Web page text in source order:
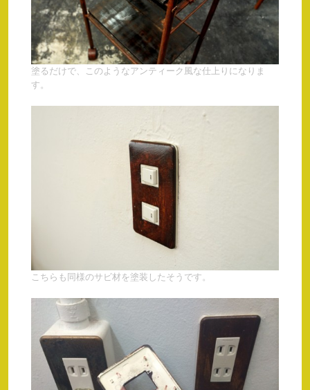
塗るだけで、このようなアンティーク風な仕上りになりま
す。
こちらも同様のサビ材を塗装したそうです。